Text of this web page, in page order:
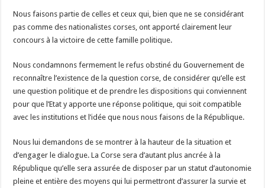
Nous faisons partie de celles et ceux qui, bien que ne se considérant
pas comme des nationalistes corses, ont apporté clairement leur
concours à la victoire de cette famille politique.
Nous condamnons fermement le refus obstiné du Gouvernement de
reconnaître l’existence de la question corse, de considérer qu’elle est
une question politique et de prendre les dispositions qui conviennent
pour que l’Etat y apporte une réponse politique, qui soit compatible
avec les institutions et l’idée que nous nous faisons de la République.
Nous lui demandons de se montrer à la hauteur de la situation et
d’engager le dialogue. La Corse sera d’autant plus ancrée à la
République qu’elle sera assurée de disposer par un statut d’autonomie
pleine et entière des moyens qui lui permettront d’assurer la survie et